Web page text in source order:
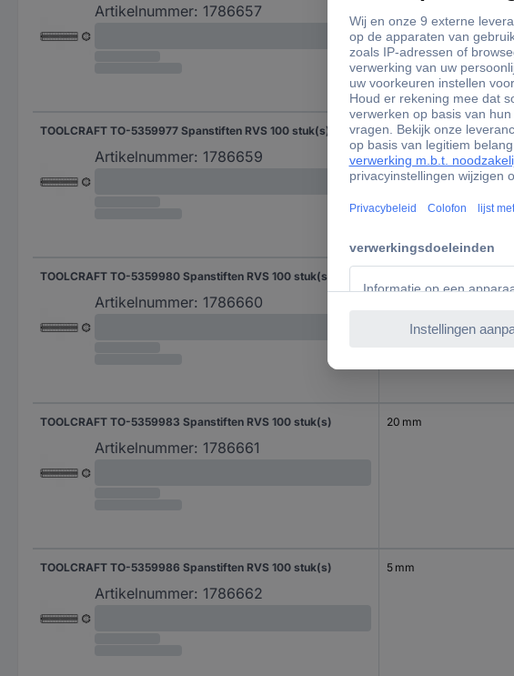
Artikelnummer: 1786657
TOOLCRAFT TO-5359977 Spanstiften RVS 100 stuk(s)
Artikelnummer: 1786659
14 mm
TOOLCRAFT TO-5359980 Spanstiften RVS 100 stuk(s)
Artikelnummer: 1786660
TOOLCRAFT TO-5359983 Spanstiften RVS 100 stuk(s)
Artikelnummer: 1786661
20 mm
TOOLCRAFT TO-5359986 Spanstiften RVS 100 stuk(s)
Artikelnummer: 1786662
5 mm